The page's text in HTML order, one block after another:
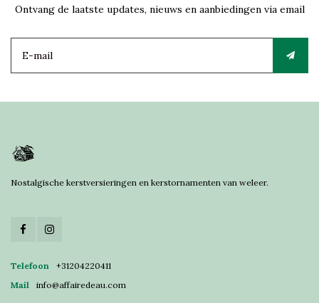
Ontvang de laatste updates, nieuws en aanbiedingen via email
Nostalgische kerstversieringen en kerstornamenten van weleer.
Telefoon
+31204220411
Mail
info@affairedeau.com